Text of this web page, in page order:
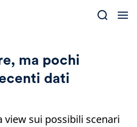
ma pochi
dati
view sui possibili scenari